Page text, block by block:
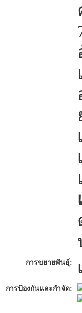
การขยายพันธุ์:
การป้องกันและกำจัด: